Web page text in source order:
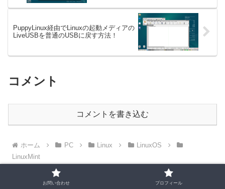
PuppyLinux経由でLinuxの起動メディアの
LiveUSBを普通のUSBに戻す方法！
コメント
コメントを書き込む
ホーム PC Linux
LinuxOS
LinuxMint
お問い合わせ プロフィール